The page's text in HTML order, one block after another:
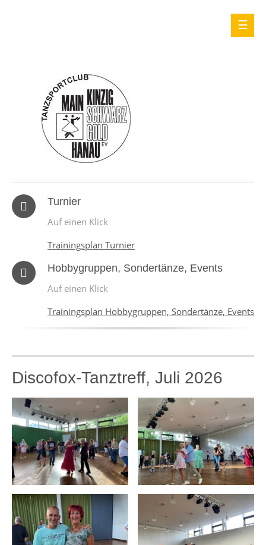
Turnier
Auf einen Klick
Trainingsplan Turnier
Hobbygruppen, Sondertänze, Events
Auf einen Klick
Trainingsplan Hobbygruppen, Sondertänze, Events
Discofox-Tanztreff, Juli 2026